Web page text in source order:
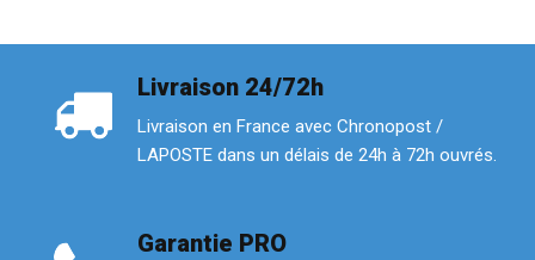
Livraison 24/72h
Livraison en France avec Chronopost /
LAPOSTE dans un délais de 24h à 72h ouvrés.
Garantie PRO